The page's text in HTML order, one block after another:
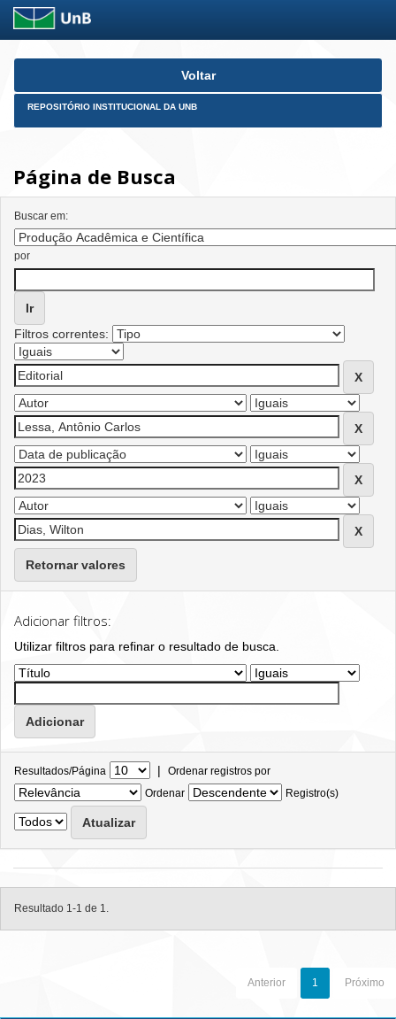
Skip
Voltar
REPOSITÓRIO INSTITUCIONAL DA UNB
Página de Busca
Buscar em:
por
Filtros correntes:
Retornar valores
Adicionar filtros:
Utilizar filtros para refinar o resultado de busca.
Resultados/Página | Ordenar registros por
Ordenar
Registro(s)
Resultado 1-1 de 1.
Anterior 1 Próximo